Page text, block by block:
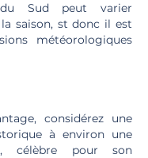
Sud peut varier
saison, st donc il est
météorologiques
considérez une
à environ une
célèbre pour son